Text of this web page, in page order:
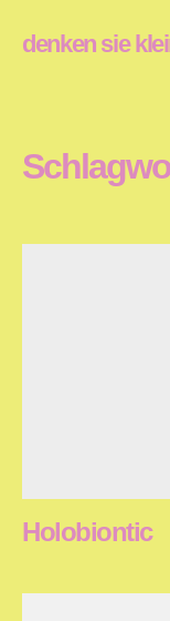
denken sie
Holobiontic